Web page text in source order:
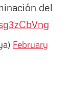
del
February